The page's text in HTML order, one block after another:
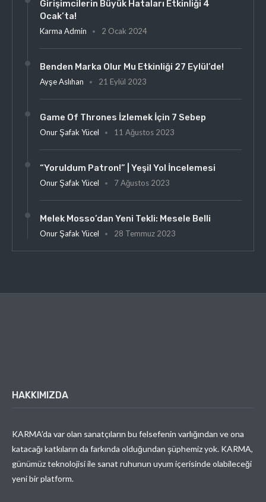
Girişimcilerin Büyük Hataları Etkinliği 4
Ocak’ta!
Karma Admin 2 Ocak 2024
Benden Marka Olur Mu Etkinliği 27 Eylül’de!
Ayşe Aslıhan 21 Eylül 2023
Game Of Thrones İzlemek İçin 7 Sebep
Onur Şafak Yücel 11 Ağustos 2023
“Yoruldum Patron!” | Yeşil Yol İncelemesi
Onur Şafak Yücel 7 Ağustos 2023
Melek Mosso’dan Yeni Tekli: Mesele Belli
Onur Şafak Yücel 28 Temmuz 2023
HAKKIMIZDA
KARMA’da var olan sanatçıların bu felsefenin varlığından ve ona
katacağı katkıların da farkında olduğundan şüphemiz yok. KARMA,
günümüz teknolojisi ile sanat ruhunun uyum içerisinde olabileceği
yeni bir platform.